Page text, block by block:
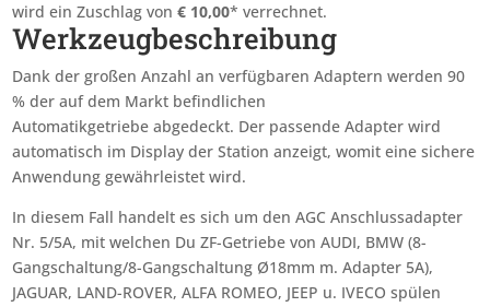
wird ein Zuschlag von€ 10,00* verrechnet.
Werkzeugbeschreibung
Dank der großen Anzahl an verfügbaren Adaptern werden 90
% der auf dem Markt befindlichen
Automatikgetriebe abgedeckt. Der passende Adapter wird
automatisch im Display der Station anzeigt, womit eine sichere
Anwendung gewährleistet wird.
In diesem Fall handelt es sich um den AGC Anschlussadapter
Nr. 5/5A, mit welchen Du ZF-Getriebe von AUDI, BMW (8-
Gangschaltung/8-Gangschaltung Ø18mm m. Adapter 5A),
JAGUAR, LAND-ROVER, ALFA ROMEO, JEEP u. IVECO spülen